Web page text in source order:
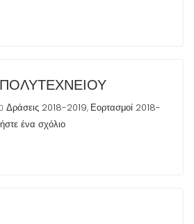
Δράσεις 2018-2019, Εορτασμοί 2018-
ένα σχόλιο